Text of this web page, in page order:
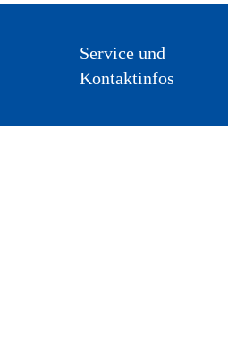
Service und
Kontaktinfos